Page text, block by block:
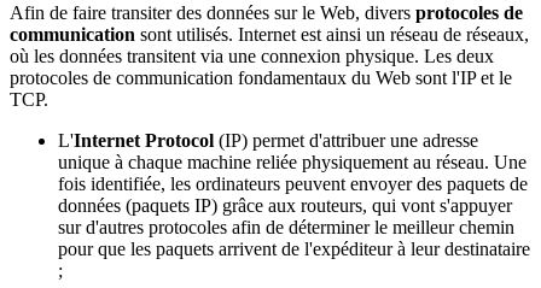
Afin de faire transiter des données sur le Web, divers protocoles de
communication sont utilisés. Internet est ainsi un réseau de réseaux,
où les données transitent via une connexion physique. Les deux
protocoles de communication fondamentaux du Web sont l'IP et le
TCP.
L'Internet Protocol (IP) permet d'attribuer une adresse
unique à chaque machine reliée physiquement au réseau. Une
fois identifiée, les ordinateurs peuvent envoyer des paquets de
données (paquets IP) grâce aux routeurs, qui vont s'appuyer
sur d'autres protocoles afin de déterminer le meilleur chemin
pour que les paquets arrivent de l'expéditeur à leur destinataire
;